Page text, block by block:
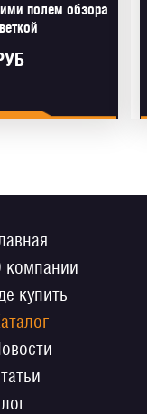
полем обзора
компании
купить